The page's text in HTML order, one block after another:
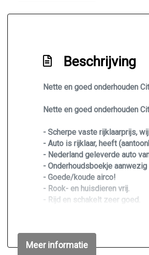
Beschrijving
Nette en goed onderhouden
Nette en goed onderhouden
- Scherpe vaste rijklaarprijs,
- Auto is rijklaar, heeft
- Nederland geleverde auto
- Onderhoudsboekje aanwezig
- Goede/koude airco!
- Rook- en huisdieren vrij.
- Rijd en schakelt zeer goed.
MEER INFO? OF EEN
Meer informatie